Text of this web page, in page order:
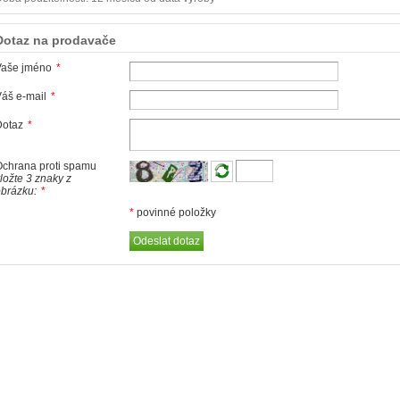
na prodavače
jméno *
e-mail *
*
proti spamu
3 znaky z
*
*povinné položky